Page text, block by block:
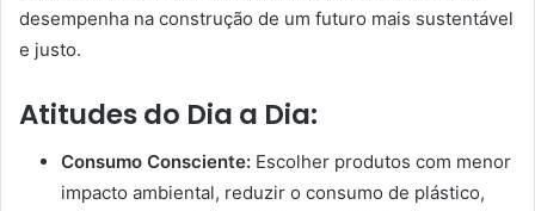
desempenha na construção de um futuro mais sustentável
e justo.
Atitudes do Dia a Dia:
Consumo Consciente: Escolher produtos com menor
impacto ambiental, reduzir o consumo de plástico,